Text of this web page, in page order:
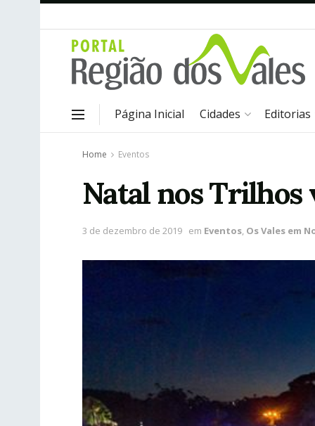
Página Inicial Cidades Editorias
Home Eventos
Natal nos Trilhos
3 de dezembro de 2019 em Eventos, Os Vales em